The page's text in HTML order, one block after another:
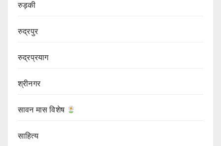
रुड़की
रुद्रपुर
रुद्रप्रयाग
श्रीनगर
सावन मास विशेष
साहित्य